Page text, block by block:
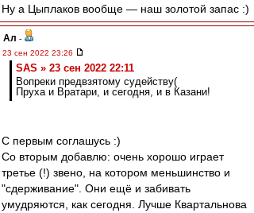
Ну а Цыплаков вообще — наш золотой запас :)
Ал -
23 сен 2022 23:26
SAS » 23 сен 2022 22:11
Вопреки предвзятому судейству(
Пруха и Вратари, и сегодня, и в Казани!
С первым соглашусь :)
Со вторым добавлю: очень хорошо играет
третье (!) звено, на котором меньшинство и
"сдерживание". Они ещё и забивать
умудряются, как сегодня. Лучше Квартальнова